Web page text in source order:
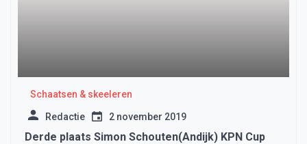
Schaatsen & skeeleren
Redactie 2 november 2019
Derde plaats Simon Schouten(Andijk) KPN Cup